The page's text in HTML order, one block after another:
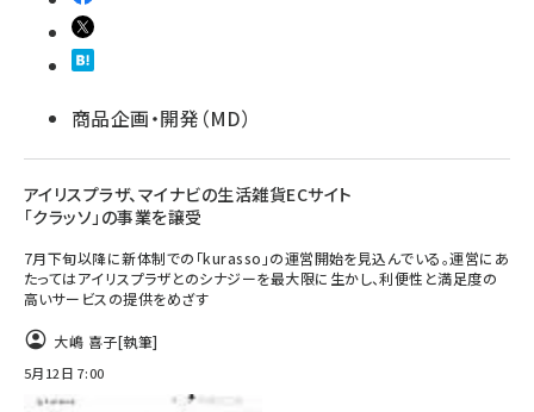
商品企画・開発（MD）
アイリスプラザ、マイナビの生活雑貨ECサイト
「クラッソ」の事業を譲受
7月下旬以降に新体制での「kurasso」の運営開始を見込んでいる。運営にあ
たってはアイリスプラザとのシナジーを最大限に生かし、利便性と満足度の
高いサービスの提供をめざす
大嶋 喜子[執筆]
5月12日 7:00